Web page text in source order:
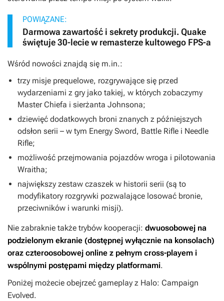
POWIĄZANE:
Darmowa zawartość i sekrety produkcji. Quake
świętuje 30-lecie w remasterze kultowego FPS-a
Wśród nowości znajdą się m.in.:
trzy misje prequelowe, rozgrywające się przed
wydarzeniami z gry jako takiej, w których zobaczymy
Master Chiefa i sierżanta Johnsona;
dziewięć dodatkowych broni znanych z późniejszych
odsłon serii – w tym Energy Sword, Battle Rifle i Needle
Rifle;
możliwość przejmowania pojazdów wroga i pilotowania
Wraitha;
największy zestaw czaszek w historii serii (są to
modyfikatory rozgrywki pozwalające losować bronie,
przeciwników i warunki misji).
Nie zabraknie także trybów kooperacji: dwuosobowej na
podzielonym ekranie (dostępnej wyłącznie na konsolach)
oraz czteroosobowej online z pełnym cross-playem i
wspólnymi postępami między platformami.
Poniżej możecie obejrzeć gameplay z Halo: Campaign
Evolved.